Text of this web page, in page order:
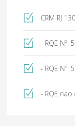
CRM RJ
- RQE Nº:
- RQE Nº:
- RQE nao